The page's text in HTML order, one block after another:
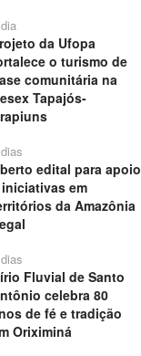
da Ufopa
o turismo de
comunitária na
Tapajós-
edital para apoio
em
da Amazônia
Fluvial de Santo
celebra 80
de fé e tradição
Oriximiná